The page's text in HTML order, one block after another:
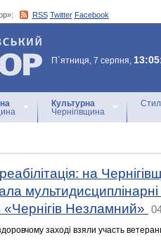
RSS Twitter Facebook
П`ятниця, 7 серпня,
Культурна
Чернігівщина
на
«Чернігів Незламний»
заході взяли участь